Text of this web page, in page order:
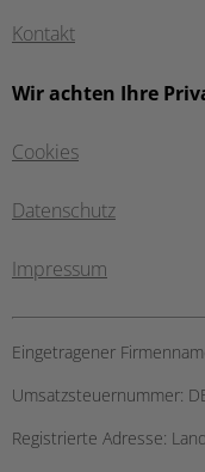
Kontakt
Wir achten Ihre
Cookies
Datenschutz
Impressum
Eingetragener
Umsatzsteuernummer:
Registrierte Adresse: